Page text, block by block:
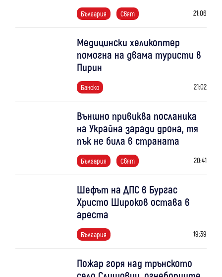
България Свят 21:06
Медицински хеликоптер
помогна на двама туристи в
Пирин
Банско 21:02
Външно привиква посланика
на Украйна заради дрона, тя
пък не била в страната
България Свят 20:41
Шефът на ДПС в Бургас
Христо Широков остава в
ареста
България 19:39
Пожар горя над трънското